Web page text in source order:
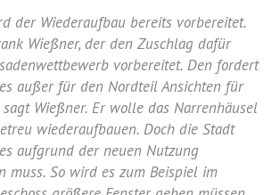
der Wiederaufbau bereits vorbereitet.
Wießner, der den Zuschlag dafür
vorbereitet. Den fordert
außer für den Nordteil Ansichten für
sagt Wießner. Er wolle das Narrenhäusel
wiederaufbauen. Doch die Stadt
aufgrund der neuen Nutzung
muss. So wird es zum Beispiel im